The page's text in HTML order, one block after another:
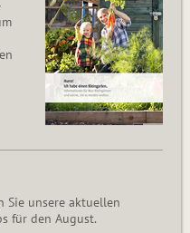
Sie unsere aktuellen
für den August.